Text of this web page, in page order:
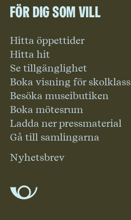
För dig som vill
Hitta öppettider
Hitta hit
Se tillgänglighet
Boka visning för skolklass
Besöka museibutiken
Boka mötesrum
Ladda ner pressmaterial
Gå till samlingarna
Nyhetsbrev